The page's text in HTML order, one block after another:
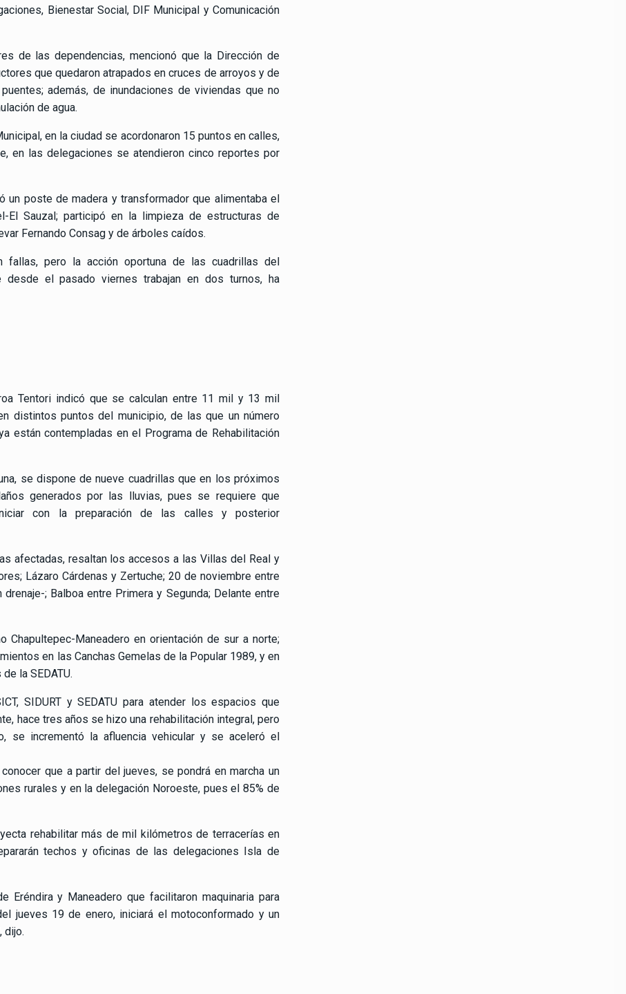
Bienestar Social, DIF Municipal y Comunicación
de las dependencias, mencionó que la Dirección de
que quedaron atrapados en cruces de arroyos y de
además, de inundaciones de viviendas que no
de agua.
en la ciudad se acordonaron 15 puntos en calles,
en las delegaciones se atendieron cinco reportes por
un poste de madera y transformador que alimentaba el
El Sauzal; participó en la limpieza de estructuras de
Fernando Consag y de árboles caídos.
fallas, pero la acción oportuna de las cuadrillas del
desde el pasado viernes trabajan en dos turnos, ha
Tentori indicó que se calculan entre 11 mil y 13 mil
distintos puntos del municipio, de las que un número
están contempladas en el Programa de Rehabilitación
se dispone de nueve cuadrillas que en los próximos
generados por las lluvias, pues se requiere que
con la preparación de las calles y posterior
afectadas, resaltan los accesos a las Villas del Real y
Lázaro Cárdenas y Zertuche; 20 de noviembre entre
; Balboa entre Primera y Segunda; Delante entre
Chapultepec-Maneadero en orientación de sur a norte;
en las Canchas Gemelas de la Popular 1989, y en
la SEDATU.
SIDURT y SEDATU para atender los espacios que
hace tres años se hizo una rehabilitación integral, pero
se incrementó la afluencia vehicular y se aceleró el
que a partir del jueves, se pondrá en marcha un
rurales y en la delegación Noroeste, pues el 85% de
rehabilitar más de mil kilómetros de terracerías en
techos y oficinas de las delegaciones Isla de
Eréndira y Maneadero que facilitaron maquinaria para
jueves 19 de enero, iniciará el motoconformado y un
dijo.